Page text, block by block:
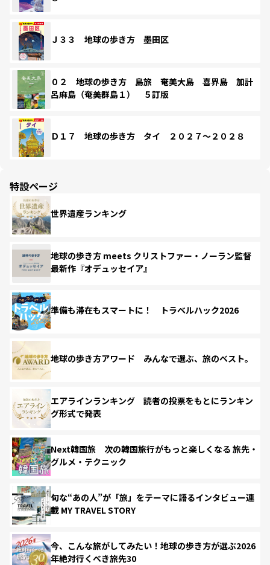
Ｊ３３ 地球の歩き方 墨田区
０２ 地球の歩き方 島旅 奄美大島 喜界島 加計
呂麻島（奄美群島１） ５訂版
Ｄ１７ 地球の歩き方 タイ ２０２７～２０２８
特設ページ
世界遺産ランキング
地球の歩き方 meets クリストファー・ノーラン監督
最新作『オデュッセイア』
準備も滞在もスマートに！ トラベルハック2026
地球の歩き方アワード みんなで選ぶ、旅のベスト。
エアラインランキング 読者の投票をもとにランキン
グ形式で発表
Next韓国旅 次の韓国旅行がもっと楽しくなる 旅先・
グルメ・テクニック
旬な“あの人”が「旅」をテーマに語るインタビュー連
載 MY TRAVEL STORY
今、こんな旅がしてみたい！地球の歩き方が選ぶ2026
年絶対行くべき旅先30